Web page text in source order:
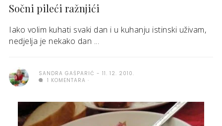
Sočni pileći ražnjići
Iako volim kuhati svaki dan i u kuhanju istinski uživam,
nedjelja je nekako dan ...
SANDRA GAŠPARIĆ
11. 12. 2010.
1 KOMENTARA